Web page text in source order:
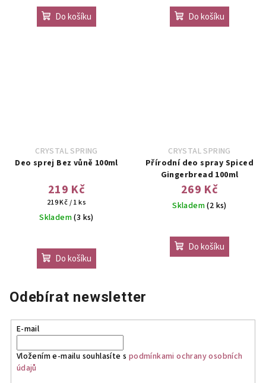
Do košíku Do košíku
CRYSTAL SPRING
Deo sprej Bez vůně 100ml
219 Kč
Měrná
cena:
219 Kč / 1 ks
Skladem(3 ks)
Do košíku
CRYSTAL SPRING
Přírodní deo spray Spiced
Gingerbread 100ml
269 Kč
Skladem(2 ks)
Do košíku
Odebírat newsletter
E-mail
Vložením e-mailu souhlasíte s podmínkami ochrany osobních
údajů